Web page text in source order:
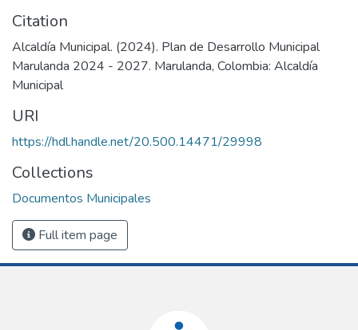
Citation
Alcaldía Municipal. (2024). Plan de Desarrollo Municipal
Marulanda 2024 - 2027. Marulanda, Colombia: Alcaldía
Municipal
URI
https://hdl.handle.net/20.500.14471/29998
Collections
Documentos Municipales
Full item page